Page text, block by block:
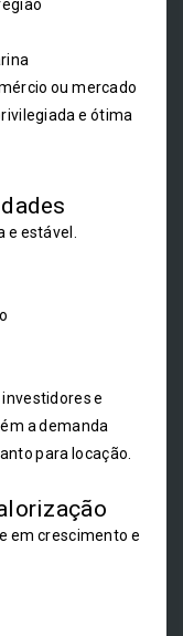
ou mercado
e ótima
estável.
e
a demanda
para locação.
em crescimento e